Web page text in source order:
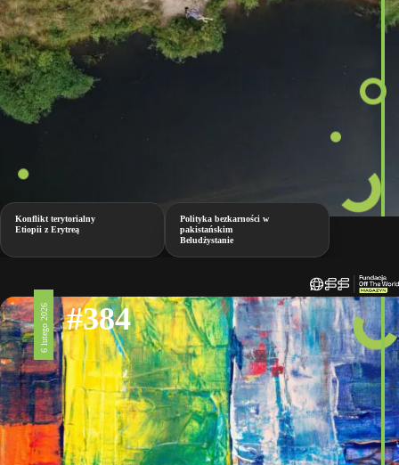
Konflikt terytorialny
Etiopii z Erytreą
Polityka bezkarności w
pakistańskim
Beludżystanie
6 lutego 2026 #384